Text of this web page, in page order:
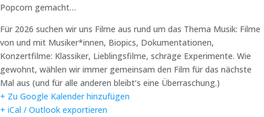
Popcorn gemacht…
Für 2026 suchen wir uns Filme aus rund um das Thema Musik: Filme
von und mit Musiker*innen, Biopics, Dokumentationen,
Konzertfilme: Klassiker, Lieblingsfilme, schräge Experimente. Wie
gewohnt, wählen wir immer gemeinsam den Film für das nächste
Mal aus (und für alle anderen bleibt‘s eine Überraschung.)
+ Zu Google Kalender hinzufügen
+ iCal / Outlook exportieren